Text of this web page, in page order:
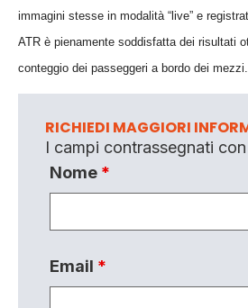
immagini stesse in modalità “live” e
ATR è pienamente soddisfatta dei risultati
conteggio dei passeggeri a bordo dei mezzi.
RICHIEDI MAGGIORI
I campi contrassegnati con
Nome *
Email *